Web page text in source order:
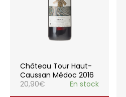
Château Tour Haut-
Caussan Médoc 2016
20,90€ En stock